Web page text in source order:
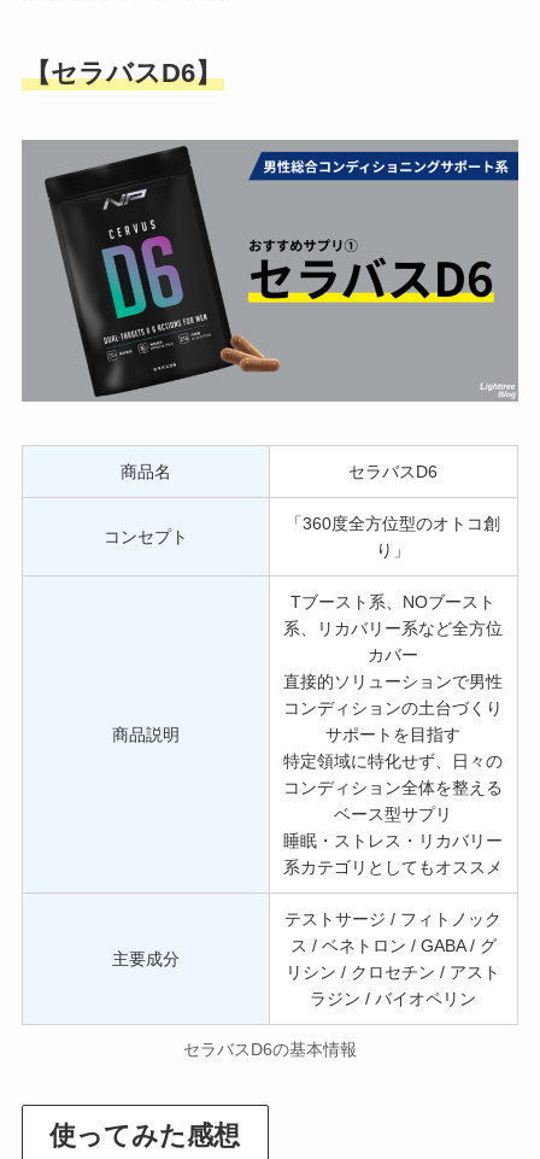
【セラバスD6】
商品名 セラバスD6
コンセプト
「360度全方位型のオトコ創
り」
商品説明
Tブースト系、NOブースト
系、リカバリー系など全方位
カバー
直接的ソリューションで男性
コンディションの土台づくり
サポートを目指す
特定領域に特化せず、日々の
コンディション全体を整える
ベース型サプリ
睡眠・ストレス・リカバリー
系カテゴリとしてもオススメ
主要成分
テストサージ / フィトノック
ス / ベネトロン / GABA / グ
リシン / クロセチン / アスト
ラジン / バイオペリン
セラバスD6の基本情報
使ってみた感想